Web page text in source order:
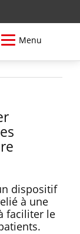
Menu
dispositif
à une
faciliter le